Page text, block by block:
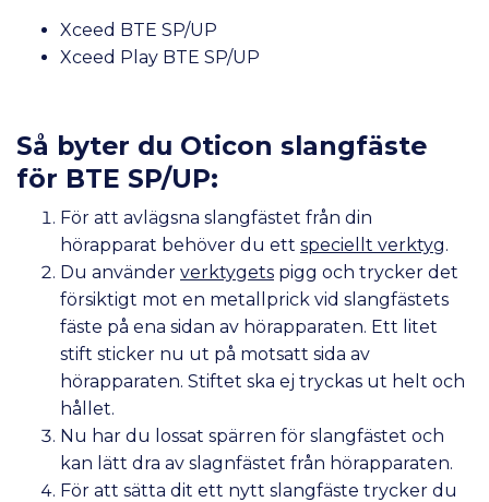
Xceed BTE SP/UP
Xceed Play BTE SP/UP
Så byter du Oticon slangfäste
för BTE SP/UP:
För att avlägsna slangfästet från din
hörapparat behöver du ett speciellt verktyg.
Du använder verktygets pigg och trycker det
försiktigt mot en metallprick vid slangfästets
fäste på ena sidan av hörapparaten. Ett litet
stift sticker nu ut på motsatt sida av
hörapparaten. Stiftet ska ej tryckas ut helt och
hållet.
Nu har du lossat spärren för slangfästet och
kan lätt dra av slagnfästet från hörapparaten.
För att sätta dit ett nytt slangfäste trycker du